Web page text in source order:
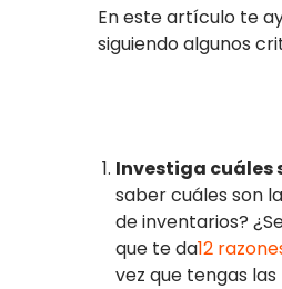
En este artículo te
siguiendo algunos
Investiga cuáles
saber cuáles son
de inventarios?
que te da12
vez que tengas